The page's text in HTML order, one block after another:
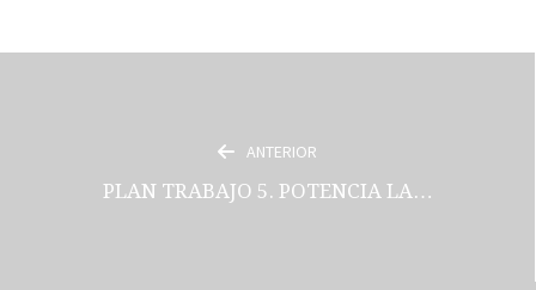
ANTERIOR
PLAN TRABAJO 5. POTENCIA LA…